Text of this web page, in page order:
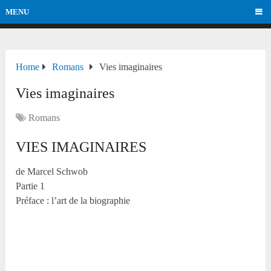
MENU
Home Romans Vies imaginaires
Vies imaginaires
Romans
VIES IMAGINAIRES
de Marcel Schwob
Partie 1
Préface : l’art de la biographie